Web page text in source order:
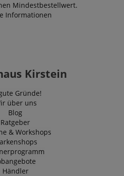
Mindestbestellwert.
Informationen
Kirstein
Gründe!
über uns
Blog
Ratgeber
& Workshops
Händler